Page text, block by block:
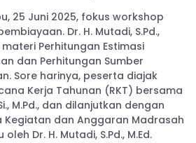
25 Juni 2025, fokus workshop
Dr. H. Mutadi, S.Pd.,
Perhitungan Estimasi
dan Perhitungan Sumber
Sore harinya, peserta diajak
Kerja Tahunan (RKT) bersama
M.Pd., dan dilanjutkan dengan
Kegiatan dan Anggaran Madrasah
Dr. H. Mutadi, S.Pd., M.Ed.